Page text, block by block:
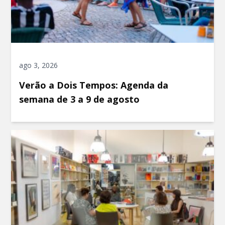
ago 3, 2026
Verão a Dois Tempos: Agenda da
semana de 3 a 9 de agosto